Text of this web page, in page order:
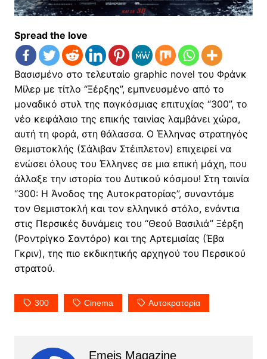
Spread the love
Βασισμένο στο τελευταίο graphic novel του Φράνκ
Μίλερ με τίτλο “Ξέρξης”, εμπνευσμένο από το
μοναδικό στυλ της παγκόσμιας επιτυχίας “300”, το
νέο κεφάλαιο της επικής ταινίας λαμβάνει χώρα,
αυτή τη φορά, στη θάλασσα. Ο Έλληνας στρατηγός
Θεμιστοκλής (Σάλιβαν Στέιπλετον) επιχειρεί να
ενώσει όλους του Έλληνες σε μια επική μάχη, που
άλλαξε την ιστορία του Δυτικού κόσμου! Στη ταινία
“300: Η Άνοδος της Αυτοκρατορίας”, συναντάμε
τον Θεμιστοκλή και τον ελληνικό στόλο, ενάντια
στις Περσικές δυνάμεις του “Θεού Βασιλιά” Ξέρξη
(Ροντρίγκο Σαντόρο) και της Αρτεμισίας (Έβα
Γκριν), της πιο εκδικητικής αρχηγού του Περσικού
στρατού.
300 Cinema Αυτοκρατορία
Emeis Magazine